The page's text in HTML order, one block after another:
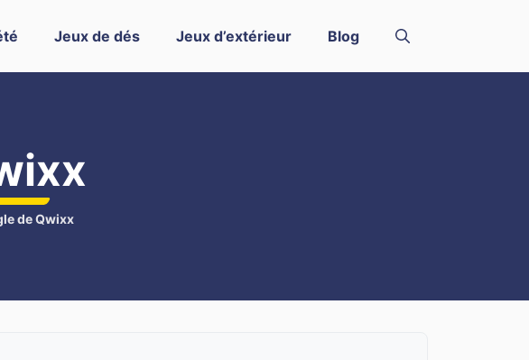
Jeux de dés Jeux d’extérieur Blog
de Qwixx